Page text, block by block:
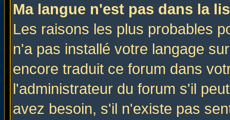
Ma langue n'est pas dans la
Les raisons les plus probables
n'a pas installé votre langage
encore traduit ce forum dans
l'administrateur du forum s'il
avez besoin, s'il n'existe pas